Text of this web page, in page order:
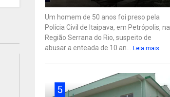
Um homem de 50 anos foi preso pela
Polícia Civil de Itaipava, em Petrópolis, na
Região Serrana do Rio, suspeito de
abusar a enteada de 10 an...
Leia mais
5